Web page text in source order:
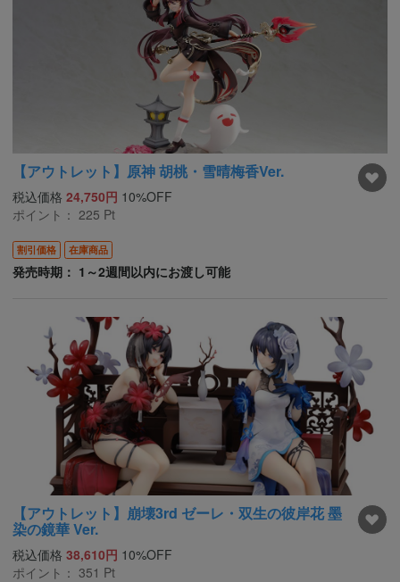
【アウトレット】原神 胡桃・雪晴梅香Ver.
税込価格 24,750円 10%OFF
ポイント： 225 Pt
割引価格 在庫商品
発売時期： 1～2週間以内にお渡し可能
【アウトレット】崩壊3rd ゼーレ・双生の彼岸花 墨
染の鏡華 Ver.
税込価格 38,610円 10%OFF
ポイント： 351 Pt